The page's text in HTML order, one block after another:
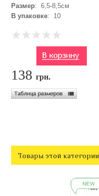
Размер: 6,5-8,5см
В упаковке: 10
138грн.
Товары этой категории